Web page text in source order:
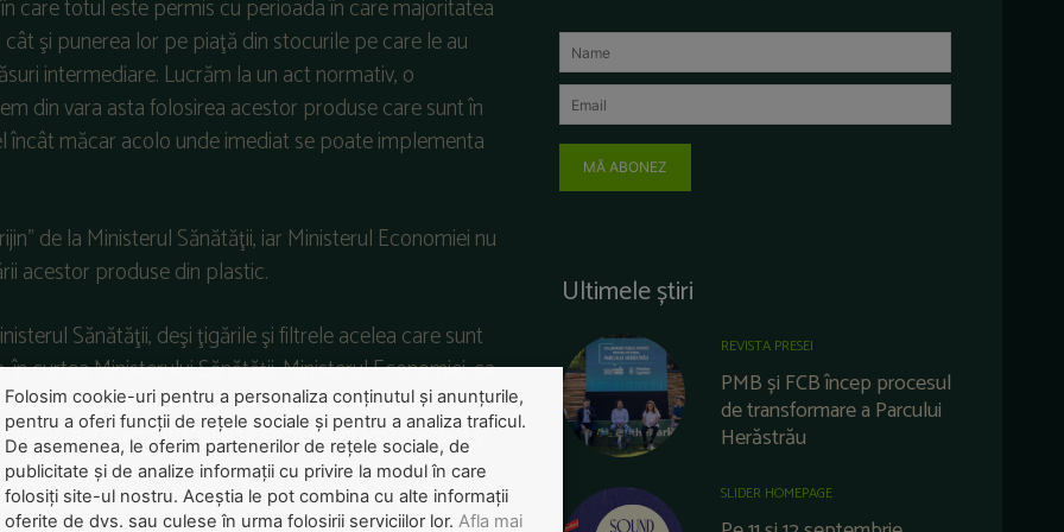
care totul este permis cu perioada în care majoritatea
şi punerea lor pe piaţă din stocurile pe care le au
intermediare. Lucrăm la un act normativ, o
din vara asta folosirea acestor produse care sunt în
încât măcar acolo unde imediat se poate implementa
de la Ministerul Sănătăţii, iar Ministerul Economiei nu
acestor produse din plastic.
Sănătăţii, deşi ţigările şi filtrele acelea care sunt
curtea Ministerului Sănătăţii. Ministerul Economiei, ca
sau consecinţele interzicerii producţiei acestor
noi avem obligaţia să implementăm Directiva şi
poate face printr-o Ordonanţă de Urgenţă, dacă ne
asociaţiilor, a producătorilor, din partea întregului
MĂ ABONEZ
Ultimele știri
REVISTA PRESEI
PMB și FCB încep procesul
de transformare a Parcului
Herăstrău
SLIDER HOMEPAGE
Folosim cookie-uri pentru a personaliza conținutul și anunțurile,
pentru a oferi funcții de rețele sociale și pentru a analiza traficul.
De asemenea, le oferim partenerilor de rețele sociale, de
publicitate și de analize informații cu privire la modul în care
folosiți site-ul nostru. Aceștia le pot combina cu alte informații
oferite de dvs. sau culese în urma folosirii serviciilor lor. Afla mai